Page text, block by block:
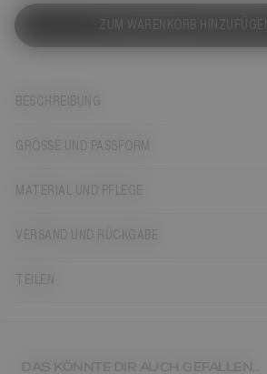
ZUM WARENKORB HINZUFÜGEN
BESCHREIBUNG
GRÖSSE UND PASSFORM
MATERIAL UND PFLEGE
VERSAND UND RÜCKGABE
TEILEN
DAS KÖNNTE DIR AUCH GEFALLEN...